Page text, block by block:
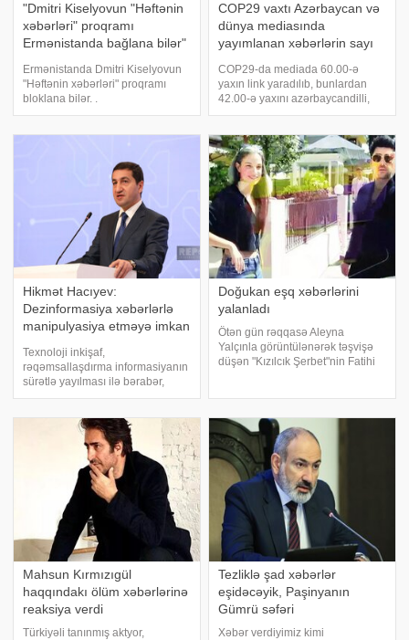
"Dmitri Kiselyovun "Həftənin
xəbərləri" proqramı
Ermənistanda bağlana bilər"
Ermənistanda Dmitri Kiselyovun
"Həftənin xəbərləri" proqramı
bloklana bilər. .
KONKRET.azxəbər verir ki,
Assambleyada keçirdiyi brifin
COP29 vaxtı Azərbaycan və
dünya mediasında
yayımlanan xəbərlərin sayı
COP29-da mediada 60.00-ə
yaxın link yaradılıb, bunlardan
42.00-ə yaxını azərbaycandilli,
10.600-dən çoxu rusdilli, 7.300-ə
subyektlərində dərc edilib. xəbər
verir ki, bu barədə Audiovizual
Şura v
Hikmət Hacıyev:
Dezinformasiya xəbərlərlə
manipulyasiya etməyə imkan
Texnoloji inkişaf,
rəqəmsallaşdırma informasiyanın
sürətlə yayılması ilə bərabər,
yalan məlumatın da yayılmasına
ezam edilən müxbirinin verdiyi
məlumata əsasən, bunu II Qlobal
Doğukan eşq xəbərlərini
yalanladı
Ötən gün rəqqasə Aleyna
Yalçınla görüntülənərək təşvişə
düşən "Kızılcık Şerbet"nin Fatihi
davranışlar tənqid olunub. Aktyo
Mahsun Kırmızıgül
haqqındakı ölüm xəbərlərinə
reaksiya verdi
Türkiyəli tanınmış aktyor,
Tezliklə şad xəbərlər
eşidəcəyik, Paşinyanın
Gümrü səfəri
Xəbər verdiyimiz kimi